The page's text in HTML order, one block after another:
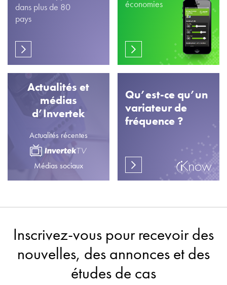
dans plus de 80
pays
économies
Actualités et
médias
d’Invertek
Actualités récentes
Médias sociaux
Qu’est-ce qu’un
variateur de
fréquence ?
Inscrivez-vous pour recevoir des
nouvelles, des annonces et des
études de cas